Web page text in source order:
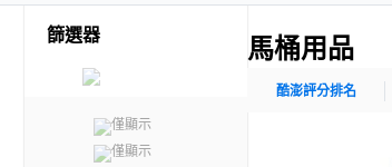
篩選器
僅顯示
僅顯示
馬桶用品
酷澎評分排名